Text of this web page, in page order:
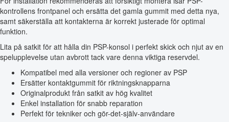
kontrollens frontpanel och ersätta det gamla gummit med detta nya,
samt säkerställa att kontakterna är korrekt justerade för optimal
funktion.
Lita på satkit för att hålla din PSP-konsol i perfekt skick och njut av en
spelupplevelse utan avbrott tack vare denna viktiga reservdel.
Kompatibel med alla versioner och regioner av PSP
Ersätter kontaktgummit för riktningsknapparna
Originalprodukt från satkit av hög kvalitet
Enkel installation för snabb reparation
Perfekt för tekniker och gör-det-själv-användare